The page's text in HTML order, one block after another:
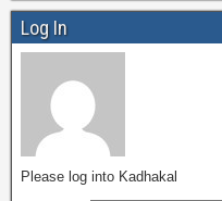
Log In
Please log into Kadhakal